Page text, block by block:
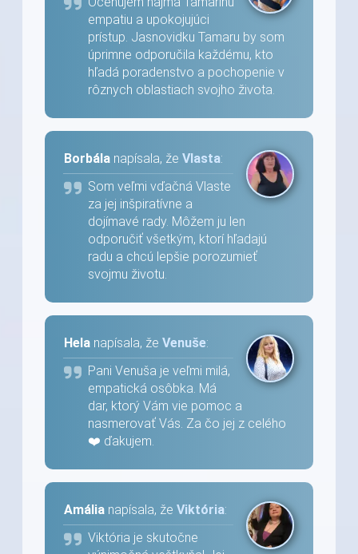
empatiu a upokojujúci
prístup. Jasnovidku Tamaru by som
úprimne odporučila každému, kto
hľadá poradenstvo a pochopenie v
rôznych oblastiach svojho života.
Borbála napísala, že Vlasta:
Som veľmi vďačná Vlaste
za jej inšpiratívne a
dojímavé rady. Môžem ju len
odporučiť všetkým, ktorí hľadajú
radu a chcú lepšie porozumieť
svojmu životu.
Hela napísala, že Venuše:
Pani Venuša je veľmi milá,
empatická osôbka. Má
dar, ktorý Vám vie pomoc a
nasmerovať Vás. Za čo jej z celého
❤️ ďakujem.
Amália napísala, že Viktória:
Viktória je skutočne